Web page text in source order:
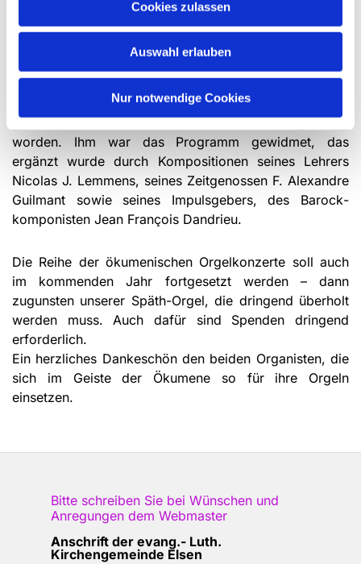
Cookies zulassen
Auswahl erlauben
Nur notwendige Cookies
katholische Schwestergemeinde. Thomas Schulze-
Athens wies aber noch auf zwei weitere Anlässe seines
Konzerts hin. Die Orgel unserer Erlöserkirche erklang
also 25 Jahre alt. Mit dem Programm seines Konzerts
würdigte unser Organist einen anderen Jubilar:
Charles-Marie Widor ist vor 175 Jahren geboren
worden. Ihm war das Programm gewidmet, das
ergänzt wurde durch Kompositionen seines Lehrers
Nicolas J. Lemmens, seines Zeitgenossen F. Alexandre
Guilmant sowie seines Impulsgebers, des Barock­
komponisten Jean François Dandrieu.
Die Reihe der ökumenischen Orgelkonzerte soll auch
im kommenden Jahr fortgesetzt werden – dann
zugunsten unserer Späth-Orgel, die dringend überholt
werden muss. Auch dafür sind Spenden dringend
erforderlich.
Ein herzliches Dankeschön den beiden Organisten, die
sich im Geiste der Ökumene so für ihre Orgeln
einsetzen.
Bitte schreiben Sie bei Wünschen und
Anregungen dem Webmaster
Anschrift der evang.- Luth.
Kirchengemeinde Elsen